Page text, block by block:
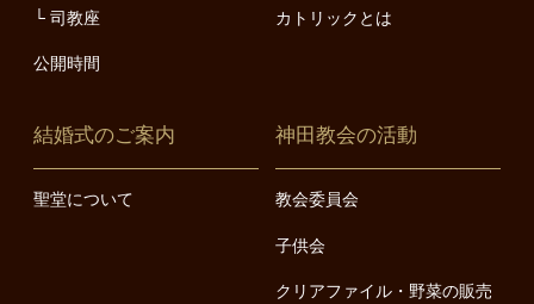
司教座
公開時間
カトリックとは
結婚式のご案内
聖堂について
神田教会の活動
教会委員会
子供会
クリアファイル・野菜の販売